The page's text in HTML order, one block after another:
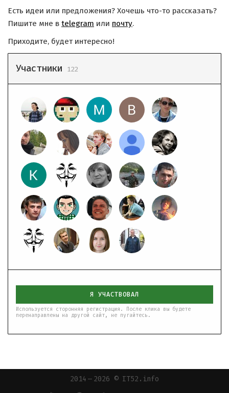
Есть идеи или предложения? Хочешь что-то рассказать?
Пишите мне в telegram или почту.
Приходите, будет интересно!
Участники 122
Я УЧАСТВОВАЛ
Используется сторонняя регистрация. После клика вы будете
перенаправлены на другой сайт, не пугайтесь.
2014 — 2026 © IT52.info